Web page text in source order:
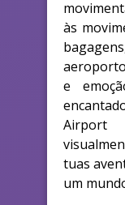
às
e
Airport
tuas
um